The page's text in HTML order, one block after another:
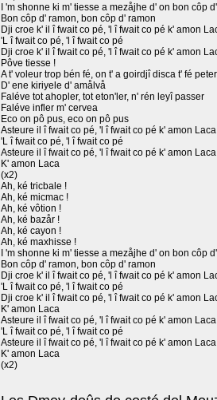
I 'm shonne ki m' tiesse a mezåjhe d' on bon côp
Bon côp d' ramon, bon côp d' ramon
Dji croe k' il î fwait co pé, 'l î fwait co pé k' amon
'L î fwait co pé, 'l î fwait co pé
Dji croe k' il î fwait co pé, 'l î fwait co pé k' amon
Pôve tiesse !
A t' voleur trop bén fé, on t' a goirdjî disca t' fé peter
D' ene kiriyele d' amålvå
Faléve tot ahopler, tot eton'ler, n' rén leyî passer
Faléve infler m' cervea
Eco on pô pus, eco on pô pus
Asteure il î fwait co pé, 'l î fwait co pé k' amon
'L î fwait co pé, 'l î fwait co pé
Asteure il î fwait co pé, 'l î fwait co pé k' amon
K' amon Laca
(x2)
Ah, ké tricbale !
Ah, ké micmac !
Ah, ké vôtion !
Ah, ké bazår !
Ah, ké cayon !
Ah, ké maxhisse !
I 'm shonne ki m' tiesse a mezåjhe d' on bon côp
Bon côp d' ramon, bon côp d' ramon
Dji croe k' il î fwait co pé, 'l î fwait co pé k' amon
'L î fwait co pé, 'l î fwait co pé
Dji croe k' il î fwait co pé, 'l î fwait co pé k' amon
K' amon Laca
Asteure il î fwait co pé, 'l î fwait co pé k' amon
'L î fwait co pé, 'l î fwait co pé
Asteure il î fwait co pé, 'l î fwait co pé k' amon
K' amon Laca
(x2)